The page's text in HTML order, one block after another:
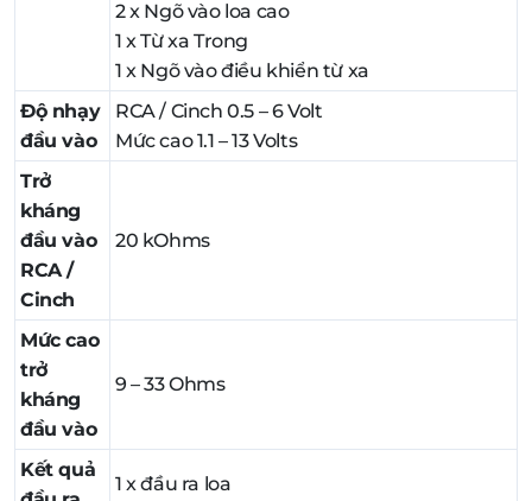
2 x Ngõ vào loa cao
1 x Từ xa Trong
1 x Ngõ vào điều khiển từ xa
Độ nhạy
đầu vào
RCA / Cinch 0.5 – 6 Volt
Mức cao 1.1 – 13 Volts
Trở
kháng
đầu vào
RCA /
Cinch
20 kOhms
Mức cao
trở
kháng
đầu vào
9 – 33 Ohms
Kết quả
1 x đầu ra loa